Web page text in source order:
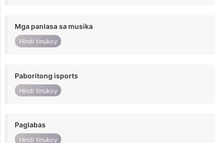
Mga panlasa sa musika
Hindi tinukoy
Paboritong isports
Hindi tinukoy
Paglabas
Hindi tinukoy